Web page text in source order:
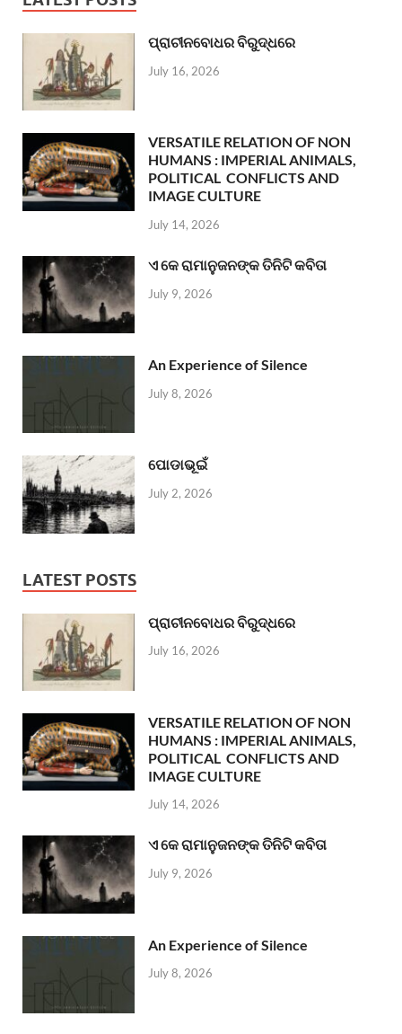
ପ୍ରାଚୀନବୋଧର ବିରୁଦ୍ଧରେ
July 16, 2026
VERSATILE RELATION OF NON
HUMANS : IMPERIAL ANIMALS,
POLITICAL CONFLICTS AND
IMAGE CULTURE
July 14, 2026
ଏ କେ ରାମାନୁଜନଙ୍କ ତିନିଟି କବିତା
July 9, 2026
An Experience of Silence
July 8, 2026
ପୋଡାଭୂଇଁ
July 2, 2026
LATEST POSTS
ପ୍ରାଚୀନବୋଧର ବିରୁଦ୍ଧରେ
July 16, 2026
VERSATILE RELATION OF NON
HUMANS : IMPERIAL ANIMALS,
POLITICAL CONFLICTS AND
IMAGE CULTURE
July 14, 2026
ଏ କେ ରାମାନୁଜନଙ୍କ ତିନିଟି କବିତା
July 9, 2026
An Experience of Silence
July 8, 2026